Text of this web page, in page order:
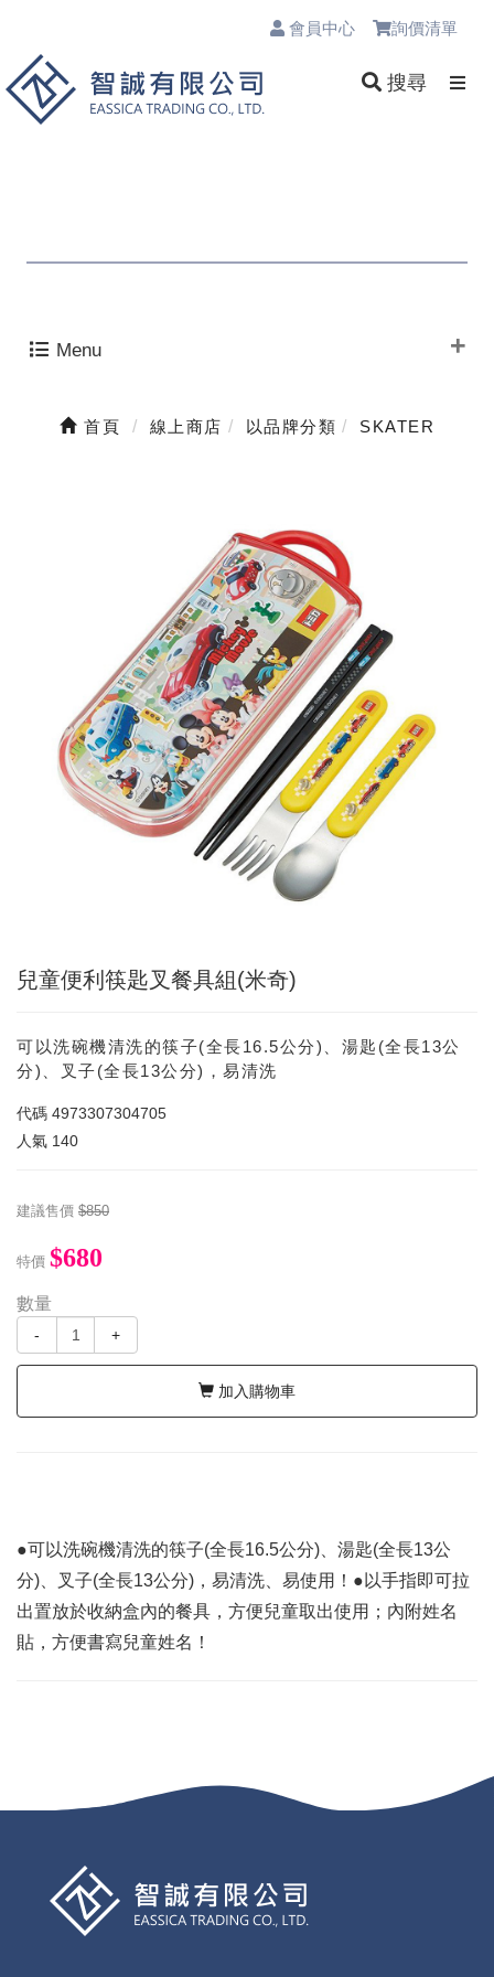
會員中心 詢價清單
搜尋
Menu
首頁 線上商店 以品牌分類 SKATER
兒童便利筷匙叉餐具組(米奇)
可以洗碗機清洗的筷子(全長16.5公分)、湯匙(全長13公
分)、叉子(全長13公分)，易清洗
代碼 4973307304705
人氣 140
建議售價 $850
特價 $680
數量
- +
加入購物車
●可以洗碗機清洗的筷子(全長16.5公分)、湯匙(全長13公
分)、叉子(全長13公分)，易清洗、易使用！●以手指即可拉
出置放於收納盒內的餐具，方便兒童取出使用；內附姓名
貼，方便書寫兒童姓名！